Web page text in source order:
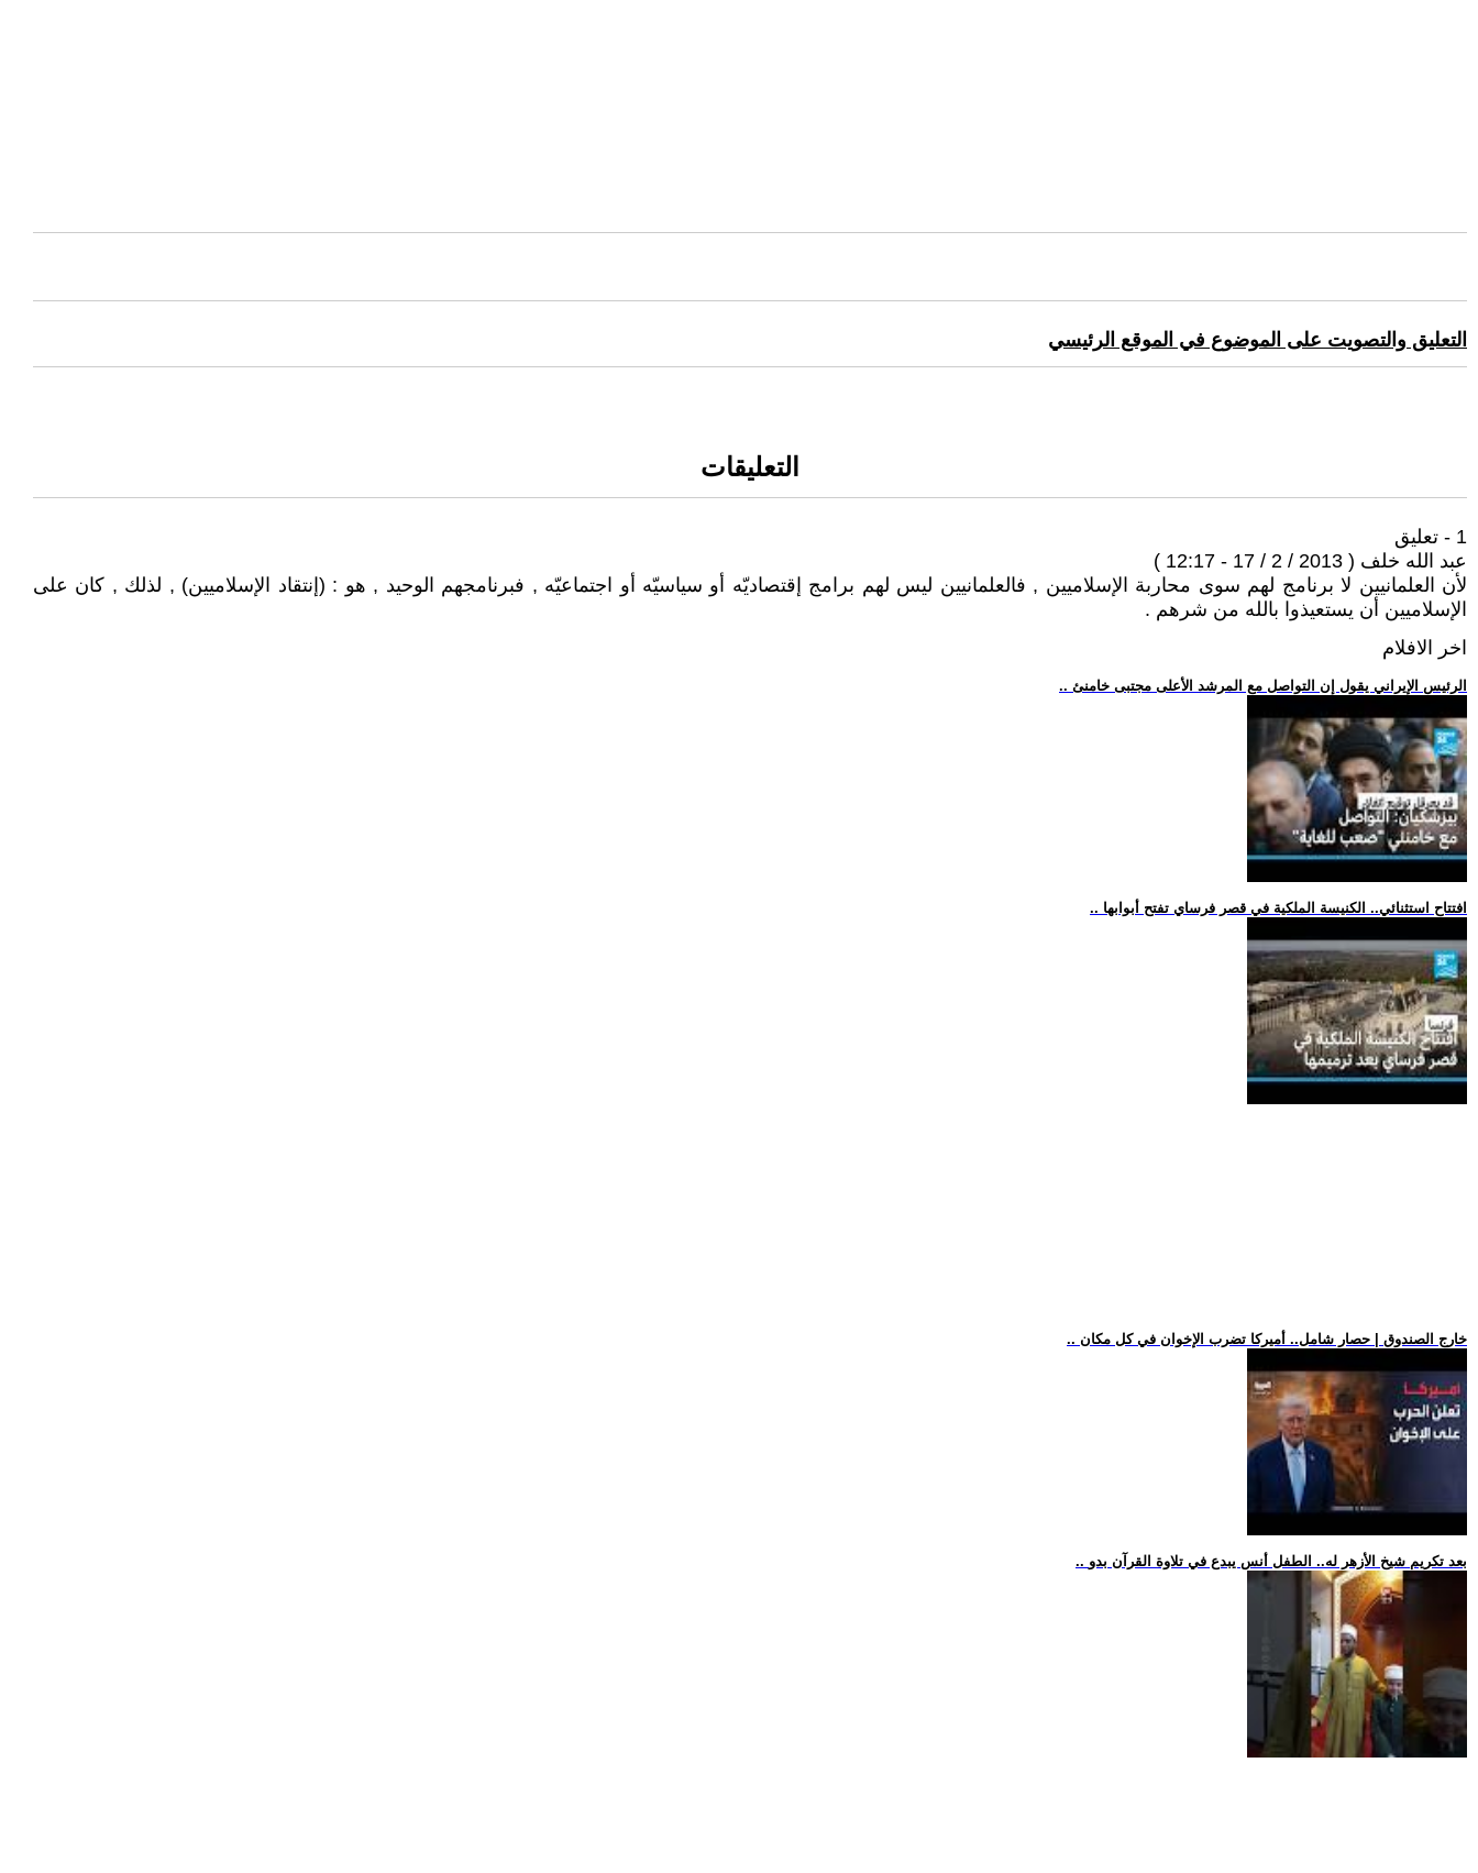
التعليق والتصويت على الموضوع في الموقع الرئيسي
التعليقات
1 - تعليق
عبد الله خلف ( 2013 / 2 / 17 - 12:17 )
لأن العلمانيين لا برنامج لهم سوى محاربة الإسلاميين , فالعلمانيين ليس لهم برامج إقتصاديّه أو سياسيّه أو اجتماعيّه , فبرنامجهم الوحيد , هو : (إنتقاد الإسلاميين) , لذلك , كان على
الإسلاميين أن يستعيذوا بالله من شرهم .
اخر الافلام
.. الرئيس الإيراني يقول إن التواصل مع المرشد الأعلى مجتبى خامنئ
.. افتتاح استثنائي.. الكنيسة الملكية في قصر فرساي تفتح أبوابها
.. خارج الصندوق | حصار شامل.. أميركا تضرب الإخوان في كل مكان
.. بعد تكريم شيخ الأزهر له.. الطفل أنس يبدع في تلاوة القرآن بدو